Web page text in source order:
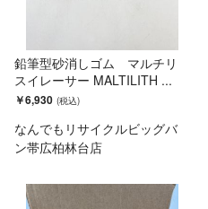
鉛筆型砂消しゴム マルチリ
スイレーサー MALTILITH ...
￥6,930
なんでもリサイクルビッグバ
ン帯広柏林台店